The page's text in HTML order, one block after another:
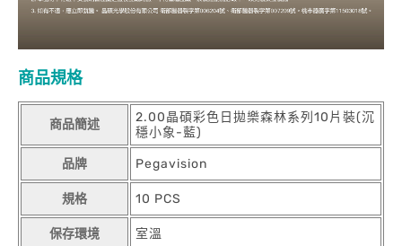
商品規格
商品簡述
2.00晶碩彩色日拋樂森林系列10片裝(沉
穩小象-藍)
品牌 Pegavision
規格 10 PCS
保存環境 室溫